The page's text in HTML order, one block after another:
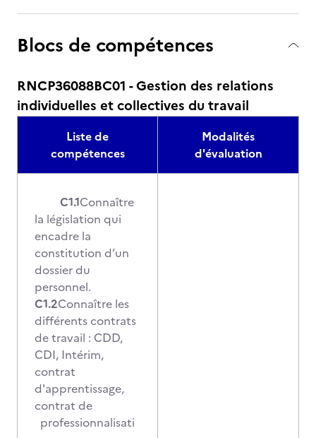
Blocs de compétences
RNCP36088BC01 - Gestion des relations
individuelles et collectives du travail
Liste de
compétences
Modalités
d'évaluation
C1.1Connaître
la législation qui
encadre la
constitution d’un
dossier du
personnel.
C1.2Connaître les
différents contrats
de travail : CDD,
CDI, Intérim,
contrat
d'apprentissage,
contrat de
professionnalisati